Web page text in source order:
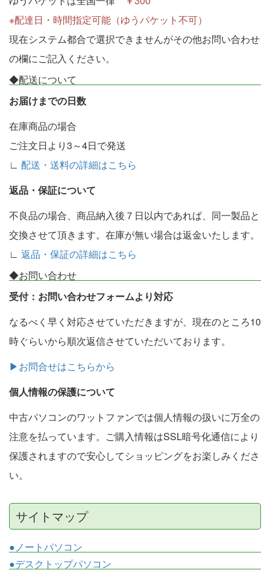
※配達日・時間指定可能（ゆうパケット不可）
現在システム都合で選択できませんがその他お問い合わせ
の欄にご記入ください。
◆配送について
お届けまでの日数
在庫商品の場合
ご注文日より3～4日で発送
∟ 配送・送料の詳細はこちら
返品・保証について
不良品の場合、商品納入後７日以内であれば、同一製品と
交換させて頂きます。在庫が無い場合は返金いたします。
∟ 返品・保証の詳細はこちら
◆お問い合わせ
受付：お問い合わせフォームより対応
なるべく早く対応させていただきますが、現在のところ10
時ぐらいから順次返信させていただいております。
▶お問合せはこちらから
個人情報の保護について
中古パソコンのワットファンでは個人情報の扱いに万全の
注意を払っています。ご購入情報はSSL暗号化通信により
保護されますので安心してショッピングをお楽しみくださ
い。
サイトマップ
●ノートパソコン
●デスクトップパソコン